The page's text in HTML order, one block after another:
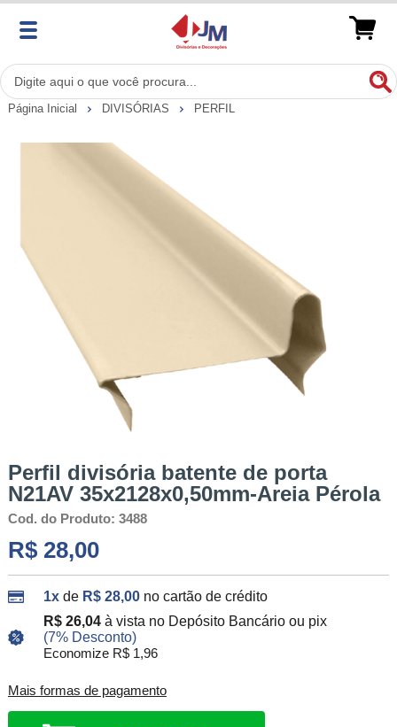
Página Inicial DIVISÓRIAS PERFIL
Perfil divisória batente de porta
N21AV 35x2128x0,50mm-Areia Pérola
Cod. do Produto: 3488
R$ 28,00
1xde R$ 28,00 no cartão de crédito
R$ 26,04 à vista no Depósito Bancário ou pix
(7% Desconto)
Economize R$ 1,96
Mais formas de pagamento